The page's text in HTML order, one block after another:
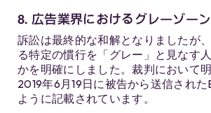
8. 広告業界におけるグレーゾーン
訴訟は最終的な和解となりましたが
る特定の慣行を「グレー」と見なす
かを明確にしました。裁判において
2019年6月19日に被告から送信され
ように記載されています。